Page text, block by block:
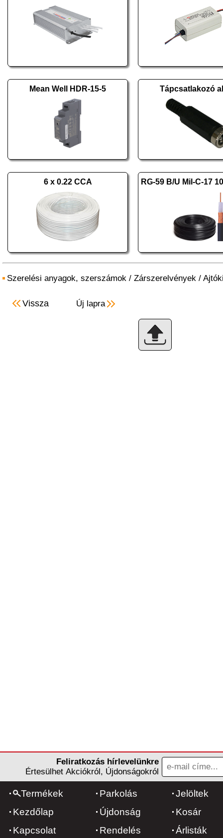
Mean Well HDR-15-5 Tápcsatlakozó
6 x 0.22 CCA
Szerelési anyagok, szerszámok / Zárszerelvények /
Vissza Új lapra
Feliratkozás hírlevelünkre
Értesülhet Akciókról, Újdonságokról
Termékek
Kezdőlap
Kapcsolat
Parkolás
Újdonság
Rendelés
Jelöltek
Kosár
Árlisták